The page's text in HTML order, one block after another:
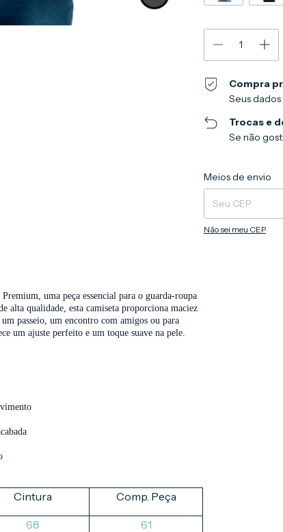
Compra
Seus
Trocas e
Se não
Entregas para o CEP:
Meios de envio
Não sei meu CEP
uma peça essencial para o guarda-roupa
alta qualidade, esta camiseta proporciona maciez
passeio, um encontro com amigos ou para
um ajuste perfeito e um toque suave na pele.
Cintura Comp. Peça
68
61